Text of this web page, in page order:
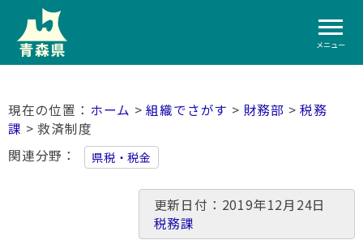
メニュー
ホーム >組織でさがす > 財務部 >税務
課 > 救済制度
関連分野
県税・税金
更新日付：2019年12月24日
税務課